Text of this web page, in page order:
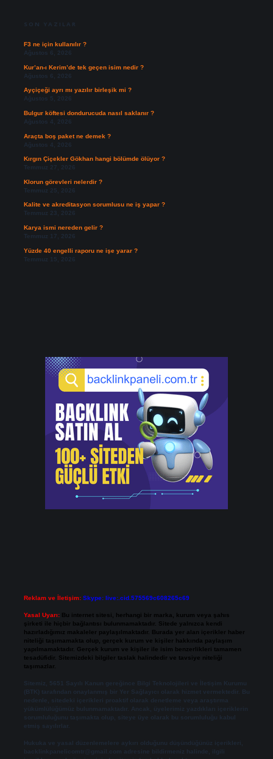
SON YAZILAR
F3 ne için kullanılır ?
Ağustos 6, 2026
Kur’an-ı Kerim’de tek geçen isim nedir ?
Ağustos 6, 2026
Ayçiçeği ayrı mı yazılır birleşik mi ?
Ağustos 5, 2026
Bulgur köftesi dondurucuda nasıl saklanır ?
Ağustos 4, 2026
Araçta boş paket ne demek ?
Ağustos 4, 2026
Kırgın Çiçekler Gökhan hangi bölümde ölüyor ?
Temmuz 27, 2026
Klorun görevleri nelerdir ?
Temmuz 25, 2026
Kalite ve akreditasyon sorumlusu ne iş yapar ?
Temmuz 23, 2026
Karya ismi nereden gelir ?
Temmuz 17, 2026
Yüzde 40 engelli raporu ne işe yarar ?
Temmuz 15, 2026
Reklam ve İletişim: Skype: live:.cid.575569c608265c69
Yasal Uyarı: Bu internet sitesi, herhangi bir marka, kurum veya şahıs
şirketi ile hiçbir bağlantısı bulunmamaktadır. Sitede yalnızca kendi
hazırladığımız makaleler paylaşılmaktadır. Burada yer alan içerikler haber
niteliği taşımamakta olup, gerçek kurum ve kişiler hakkında paylaşım
yapılmamaktadır. Gerçek kurum ve kişiler ile isim benzerlikleri tamamen
tesadüfidir. Sitemizdeki bilgiler taslak halindedir ve tavsiye niteliği
taşımazlar.
Sitemiz, 5651 Sayılı Kanun gereğince Bilgi Teknolojileri ve İletişim Kurumu
(BTK) tarafından onaylanmış bir Yer Sağlayıcı olarak hizmet vermektedir. Bu
nedenle, sitedeki içerikleri proaktif olarak denetleme veya araştırma
yükümlülüğümüz bulunmamaktadır. Ancak, üyelerimiz yazdıkları içeriklerin
sorumluluğunu taşımakta olup, siteye üye olarak bu sorumluluğu kabul
etmiş sayılırlar.
Hukuka ve yasal düzenlemelere aykırı olduğunu düşündüğünüz içerikleri,
backlinkpanelicomtr@gmail.com adresine bildirmeniz halinde, ilgili